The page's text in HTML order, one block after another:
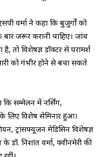
वर्मा ने कहा कि बुजुर्गों को
जरूर करानी चाहिए। जांच
तो विशेषज्ञ डॉक्टर से परामर्श
को गंभीर होने से बचा सकते
कि सम्मेलन में नर्सिंग,
लिए विशेष सेमिनार हुआ।
ट्रांसफ्यूजन मेडिसिन विशेषज्ञ
के डॉ. निशांत वर्मा, क्वीनमेरी की